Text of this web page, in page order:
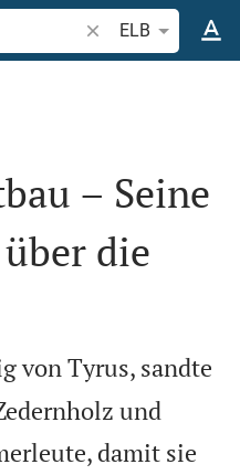
Bibelstelle oder
ELB
– Seine
die
von Tyrus, sandte
und
damit sie